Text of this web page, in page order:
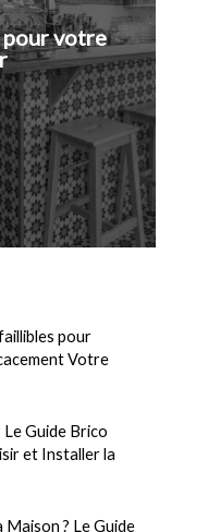
votre
pour
Votre
Guide Brico
et Installer la
? Le Guide